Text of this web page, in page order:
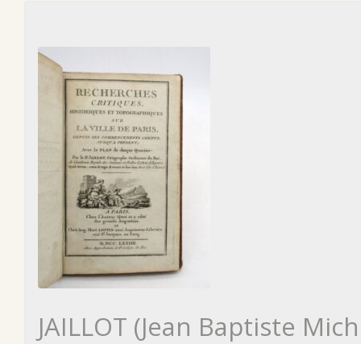
JAILLOT (Jean Baptiste